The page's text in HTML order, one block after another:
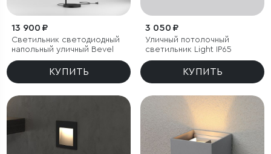
13 900 ₽
Светильник светодиодный
напольный уличный Bevel
КУПИТЬ
3 050 ₽
Уличный потолочный
светильник Light IP65
КУПИТЬ